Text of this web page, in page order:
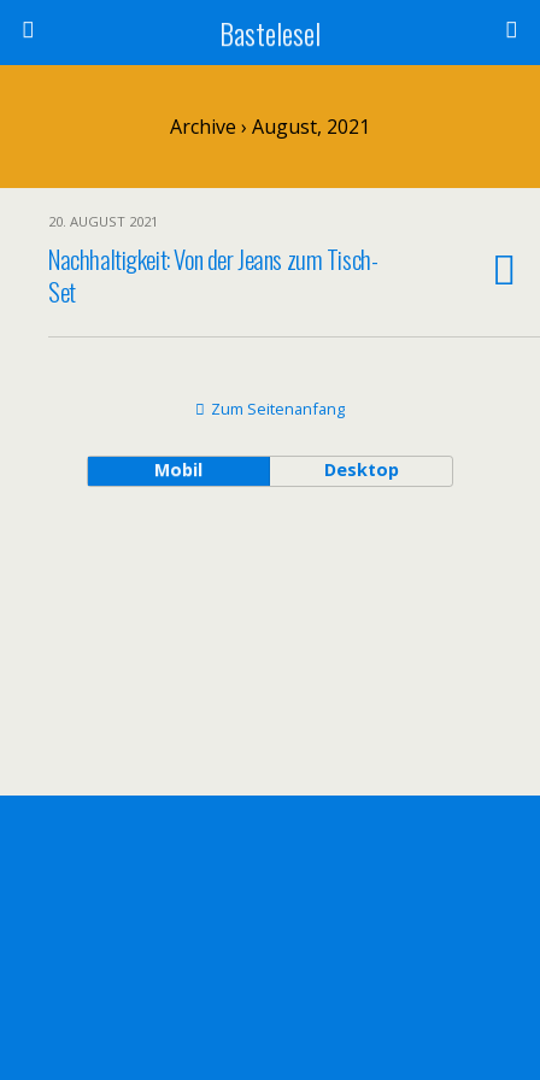
Bastelesel
Archive › August, 2021
20. AUGUST 2021
Nachhaltigkeit: Von der Jeans zum Tisch-
Set
Zum Seitenanfang
Mobil Desktop